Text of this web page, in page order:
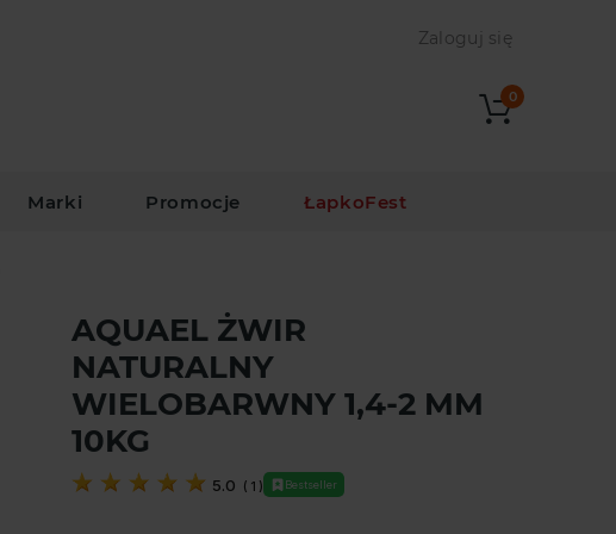
Zaloguj się
0
Marki Promocje ŁapkoFest
AQUAEL ŻWIR
NATURALNY
WIELOBARWNY 1,4-2 MM
10KG
5.0 ( 1 ) Bestseller